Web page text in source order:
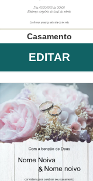
Casamento
EDITAR